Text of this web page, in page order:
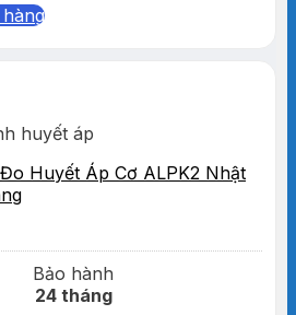
huyết áp
Huyết Áp Cơ ALPK2 Nhật
Bảo hành
24 tháng